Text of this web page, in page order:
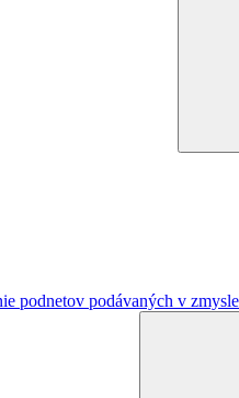
podnetov podávaných v